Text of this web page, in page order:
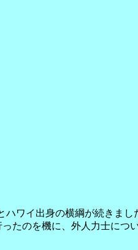
ワイ出身の横綱が続きまし
たのを機に、外人力士につ